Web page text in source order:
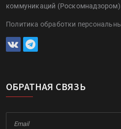
коммуникаций (Роскомнадзором).
Политика обработки
ОБРАТНАЯ СВЯЗЬ